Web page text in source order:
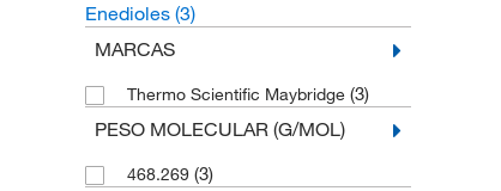
Enedioles (3)
MARCAS
Thermo Scientific Maybridge (3)
PESO MOLECULAR (G/MOL)
468.269 (3)